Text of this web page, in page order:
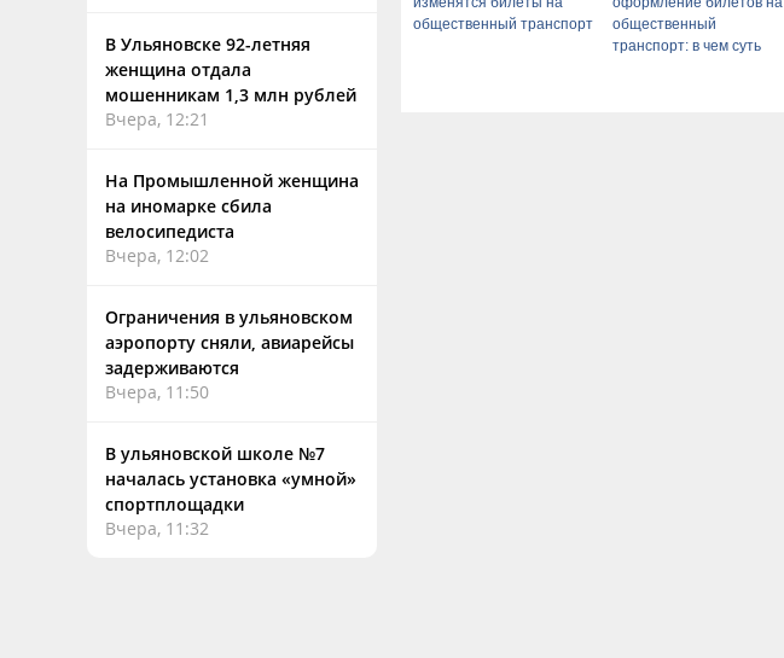
В Ульяновске 92-летняя
женщина отдала
мошенникам 1,3 млн рублей
Вчера, 12:21
На Промышленной женщина
на иномарке сбила
велосипедиста
Вчера, 12:02
Ограничения в ульяновском
аэропорту сняли, авиарейсы
задерживаются
Вчера, 11:50
В ульяновской школе №7
началась установка «умной»
спортплощадки
Вчера, 11:32
общественный транспорт
общественный
транспорт: в чем суть